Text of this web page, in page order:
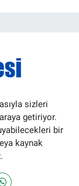
sizleri
getiriyor.
bir
kaynak